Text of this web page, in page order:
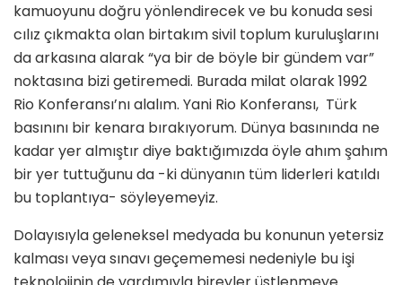
kamuoyunu doğru yönlendirecek ve bu konuda sesi
cılız çıkmakta olan birtakım sivil toplum kuruluşlarını
da arkasına alarak “ya bir de böyle bir gündem var”
noktasına bizi getiremedi. Burada milat olarak 1992
Rio Konferansı’nı alalım. Yani Rio Konferansı, Türk
basınını bir kenara bırakıyorum. Dünya basınında ne
kadar yer almıştır diye baktığımızda öyle ahım şahım
bir yer tuttuğunu da -ki dünyanın tüm liderleri katıldı
bu toplantıya- söyleyemeyiz.
Dolayısıyla geleneksel medyada bu konunun yetersiz
kalması veya sınavı geçememesi nedeniyle bu işi